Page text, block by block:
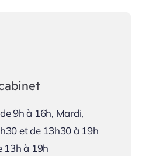
9h à 16h, Mardi,
et de 13h30 à 19h
13h à 19h